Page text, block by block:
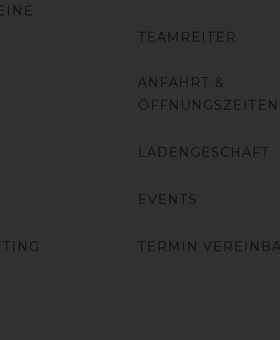
TEAMREITER
ANFAHRT &
ÖFFNUNGSZEITEN
LADENGESCHÄFT
EVENTS
TERMIN